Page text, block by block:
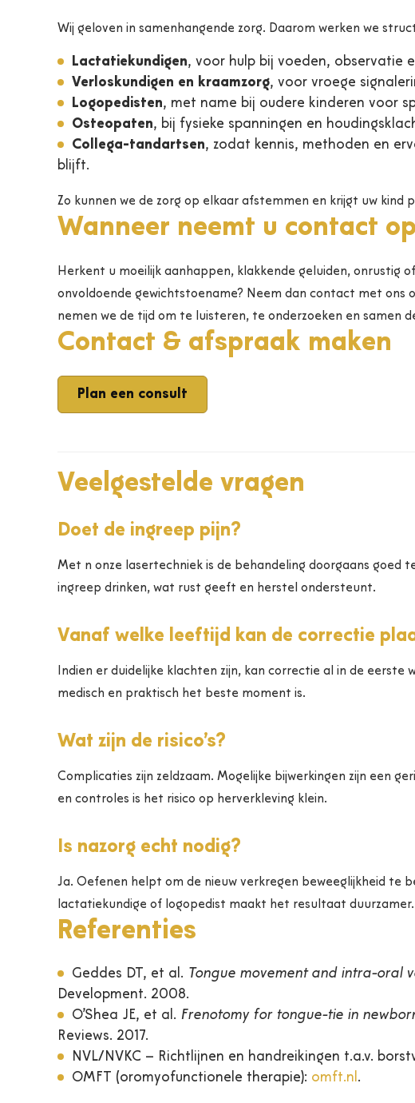
Wij geloven in samenhangende zorg. Daarom werken we
Lactatiekundigen, voor hulp bij voeden, observatie
Verloskundigen en kraamzorg, voor vroege
Logopedisten, met name bij oudere kinderen voor
Osteopaten, bij fysieke spanningen en
Collega-tandartsen, zodat kennis, methoden en
blijft.
Zo kunnen we de zorg op elkaar afstemmen en krijgt uw kind
Wanneer neemt u contact
Herkent u moeilijk aanhappen, klakkende geluiden, onrustig
onvoldoende gewichtstoename? Neem dan contact met ons
nemen we de tijd om te luisteren, te onderzoeken en samen
Contact & afspraak maken
Plan een consult
Veelgestelde vragen
Doet de ingreep pijn?
Met n onze lasertechniek is de behandeling doorgaans goed
ingreep drinken, wat rust geeft en herstel ondersteunt.
Vanaf welke leeftijd kan de correctie
Indien er duidelijke klachten zijn, kan correctie al in de
medisch en praktisch het beste moment is.
Wat zijn de risico’s?
Complicaties zijn zeldzaam. Mogelijke bijwerkingen zijn een
en controles is het risico op herverkleving klein.
Is nazorg echt nodig?
Ja. Oefenen helpt om de nieuw verkregen beweeglijkheid te
lactatiekundige of logopedist maakt het resultaat duurzamer.
Referenties
Geddes DT, et al. Tongue movement and intra-oral
Development. 2008.
O’Shea JE, et al. Frenotomy for tongue-tie in
Reviews. 2017.
NVL/NVKC – Richtlijnen en handreikingen t.a.v.
OMFT (oromyofunctionele therapie): omft.nl.